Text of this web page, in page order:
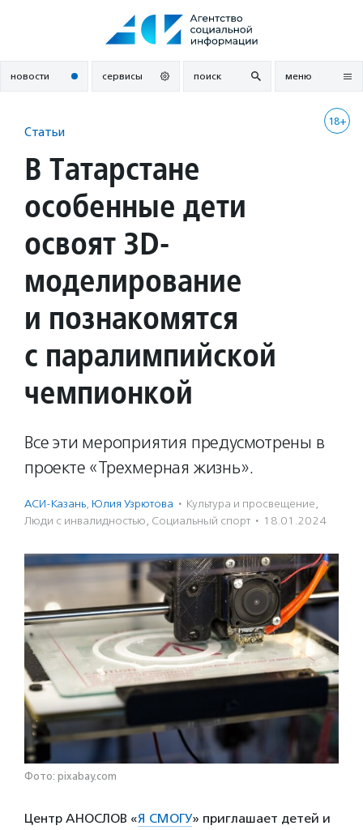
новости сервисы поиск меню
18+
Статьи
В Татарстане
особенные дети
освоят 3D-
моделирование
и познакомятся
с паралимпийской
чемпионкой
Все эти мероприятия предусмотрены в
проекте «Трехмерная жизнь».
АСИ-Казань, Юлия Узрютова · Культура и просвещение,
Люди с инвалидностью, Социальный спорт · 18.01.2024
Фото: pixabay.com
Центр АНОСЛОВ «Я СМОГУ» приглашает детей и